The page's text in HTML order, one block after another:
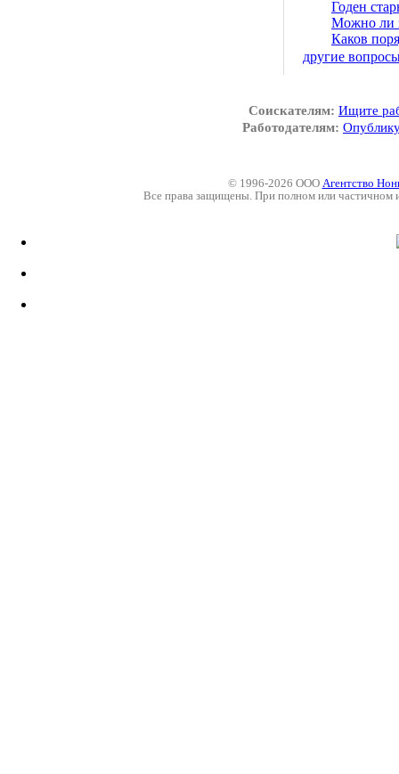
Годен
Можно ли
Каков
другие
Соискателям: Ищите
Работодателям:
© 1996-2026 ООО Агентство
Все права защищены. При полном или частичном